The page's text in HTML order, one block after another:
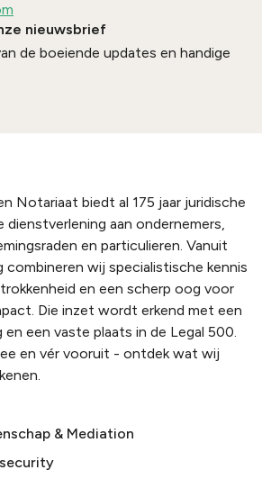
nieuwsbrief
de boeiende updates en handige
Notariaat biedt al 175 jaar juridische
dienstverlening aan ondernemers,
en particulieren. Vanuit
combineren wij specialistische kennis
en een scherp oog voor
Die inzet wordt erkend met een
een vaste plaats in de Legal 500.
en vér vooruit - ontdek wat wij
& Mediation